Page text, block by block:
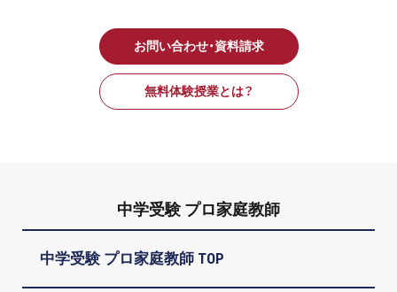
お問い合わせ・資料請求
無料体験授業とは？
中学受験 プロ家庭教師
中学受験 プロ家庭教師 TOP